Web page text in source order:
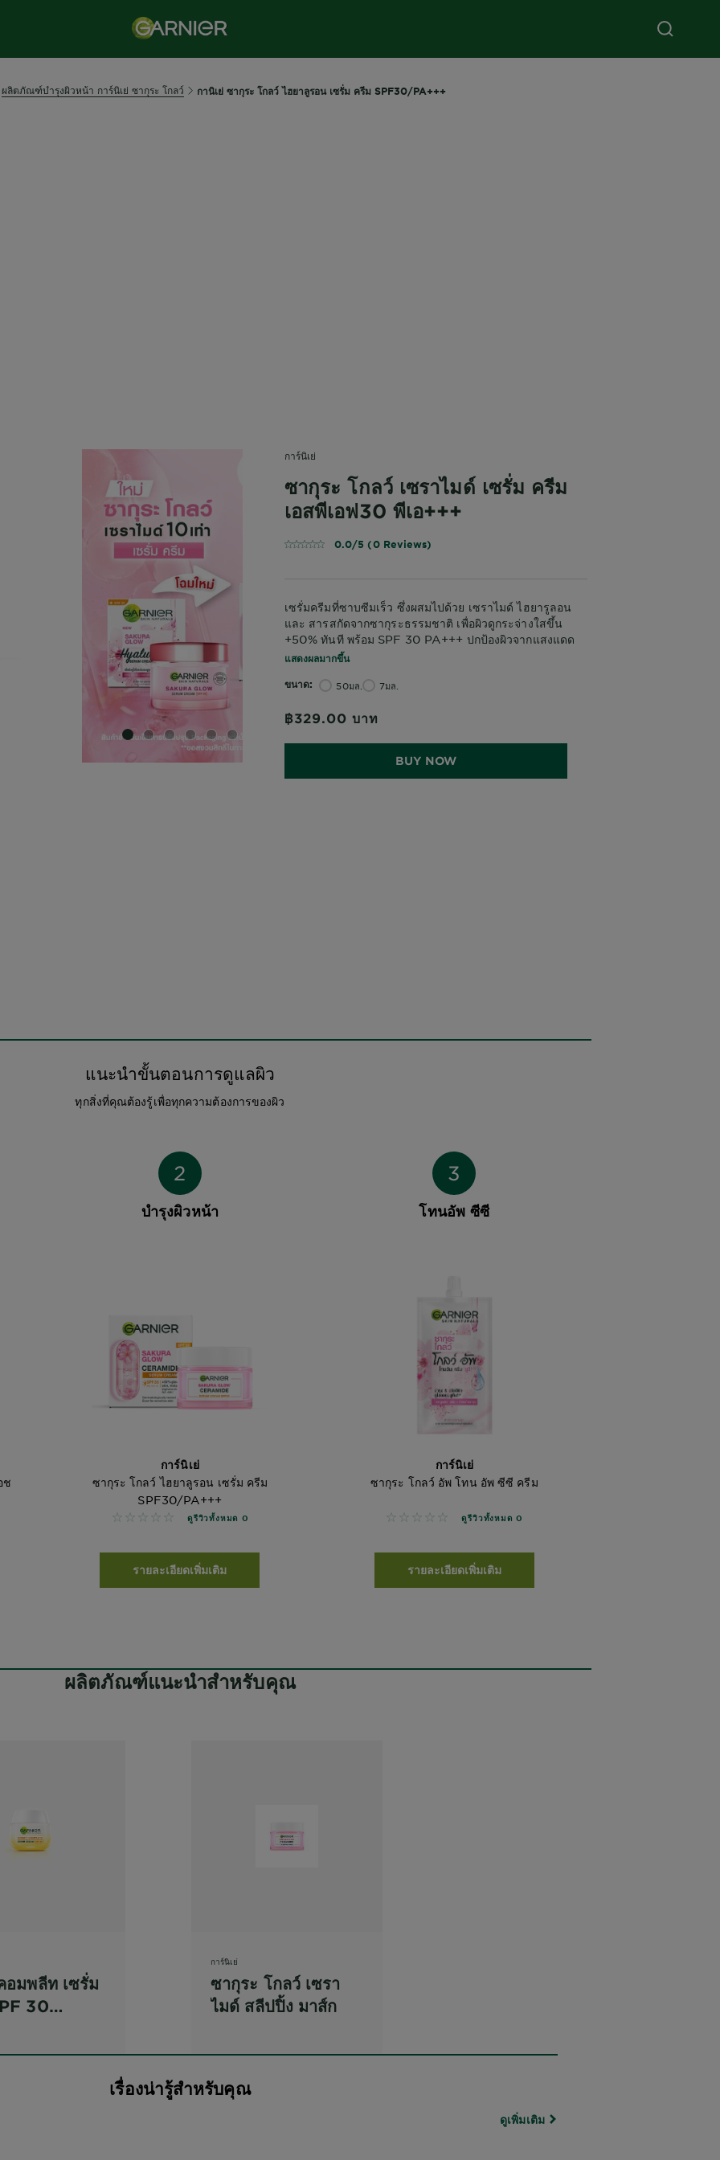
ผลิตภัณฑ์บำรุงผิวหน้า การ์นิเย่ ซากุระ โกลว์ กานิเย่ ซากุระ โกลว์ ไฮยาลูรอน เซรั่ม ครีม SPF30/PA+++
SLIDE 1SLIDE 2
SLIDE 3
SLIDE 4
SLIDE 5SLIDE 6
การ์นิเย่
ซากุระ โกลว์ เซราไมด์ เซรั่ม ครีม
เอสพีเอฟ30 พีเอ+++
0.0/5 (0 Reviews)
เซรั่มครีมที่ซาบซีมเร็ว ซึ่งผสมไปด้วย เซราไมด์ ไฮยารูลอน
และ สารสกัดจากซากุระธรรมชาติ เพื่อผิวดูกระจ่างใสขึ้น
+50% ทันที พร้อม SPF 30 PA+++ ปกป้องผิวจากแสงแดด
แสดงผลมากขึ้น
ขนาด 50มล. 7มล.
฿329.00 บาท
BUY NOW
แนะนำขั้นตอนการดูแลผิว
ทุกสิ่งที่คุณต้องรู้เพื่อทุกความต้องการของผิว
ช
บำรุงผิวหน้า
การ์นิเย่
ซากุระ โกลว์ ไฮยาลูรอน เซรั่ม ครีม
SPF30/PA+++
No reviews ดูรีวิวทั้งหมด 0
รายละเอียดเพิ่มเติม
โทนอัพ ซีซี
การ์นิเย่
ซากุระ โกลว์ อัพ โทน อัพ ซีซี ครีม
No reviews ดูรีวิวทั้งหมด 0
รายละเอียดเพิ่มเติม
ผลิตภัณฑ์แนะนำสำหรับคุณ
อมพลีท เซรั่ม
30
การ์นิเย่
ซากุระ โกลว์ เซรา
ไมด์ สลีปปิ้ง มาส์ก
เรื่องน่ารู้สำหรับคุณ
ดูเพิ่มเติม